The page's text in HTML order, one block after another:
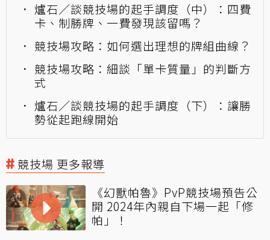
爐石／談競技場的起手調度（中）：四費
卡、制勝牌、一費發現該留嗎？
競技場攻略：如何選出理想的牌組曲線？
競技場攻略：細談「單卡質量」的判斷方
式
爐石／談競技場的起手調度（下）：讓勝
勢從起跑線開始
競技場 更多報導
《幻獸帕魯》PvP競技場預告公
開 2024年內親自下場一起「修
帕」！